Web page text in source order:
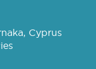
Cyprus